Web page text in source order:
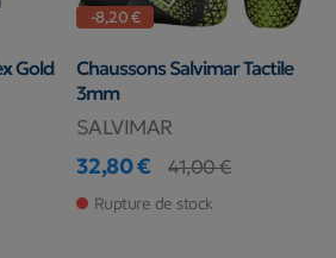
Gold
-8,20 €
Chaussons Salvimar Tactile
3mm
SALVIMAR
Prix
32,80 €
Prix de base
41,00 €
Rupture de stock